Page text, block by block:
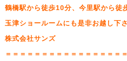
鶴橋駅から徒歩10分、今里駅から徒
玉津ショールームにも是非お越し下
株式会社サンズ
＝＝＝＝＝＝＝＝＝＝＝＝＝＝＝＝